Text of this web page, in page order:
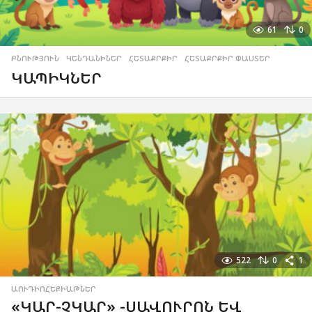
61 0
ԲՆՈՒԹՅՈՒՆ ,ԿԵՆԴԱՆԻՆԵՐ ,ՀԵՏԱՔՐՔԻՐ ,ՀԵՏԱՔՐՔԻՐ ՓԱՍՏԵՐ
ԿԱՊԻԿՆԵՐ
522 0 1
ԱՈՒԴԻՈՀԵՔԻԱԹՆԵՐ
«ԿԱՐ-ՉԿԱՐ» -ՍԱՎՈՒՐՈՆ ԵՎ